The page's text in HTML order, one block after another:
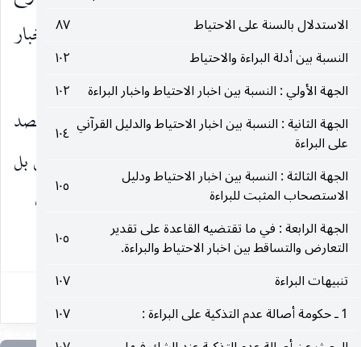
الاستدلال بالسنة على الاحتياط
٨٧
النسبة بين أدلة البراءة والاحتياط
١٠٢
الجهة الأولي : النسبة بين اخبار الاحتياط واخبار البراءة
١٠٢
الجهة الثانية : النسبة بين اخبار الاحتياط والدليل القرآني
على البراءة
١٠٤
الجهة الثالثة : النسبة بين اخبار الاحتياط ودليل
الاستصحاب المثبت للبراءة
١٠٥
الجهة الرابعة : في ما تقتضيه القاعدة على تقدير
التعارض والتساقط بين اخبار الاحتياط والبراءة.
١٠٥
تنبيهات البراءة
١٠٧
1 ـ حكومة أصالة عدم التذكية على البراءة :
١٠٧
الثواب والانقياد هو موضوع الثواب فتكون الاخبار
إرشادا إلى حكم العقل بحسن الانقياد ومخصوصا به.
ففيه :ان ترتب الثواب لا بد فيه من أخذ قيد قصد
القربة على كل حال لأنه غير مترتب على ذات العمل بل
على الإطاعة أو الانقياد وانما العمل مورد لترتب الثواب
١٢٩